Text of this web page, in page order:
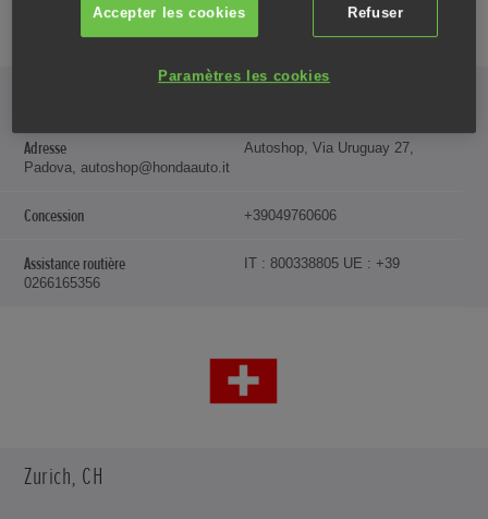
Autoshop, Via Uruguay 27,
Padova, autoshop@hondaauto.it
+39049760606
IT : 800338805 UE : +39
0266165356
Zurich, CH
Refuser
Accepter les cookies
Paramètres les cookies